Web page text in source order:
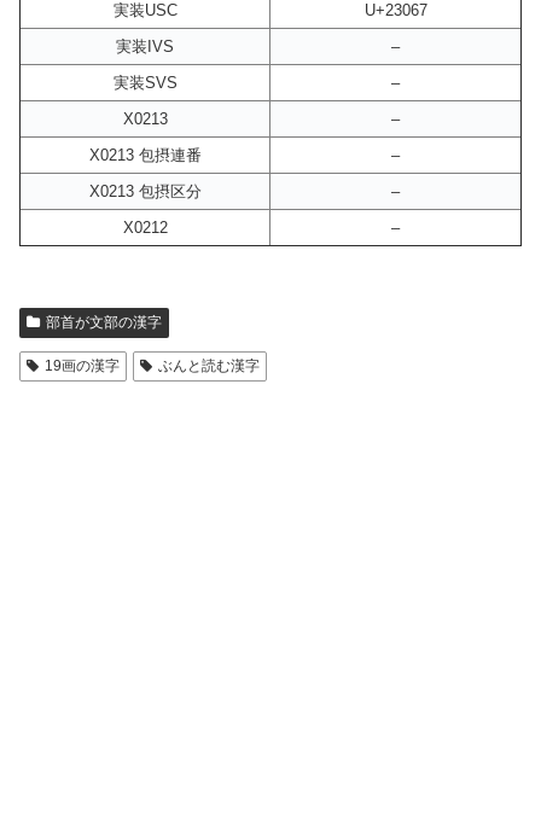
実装USC
U+23067
実装IVS
–
実装SVS
–
X0213
–
X0213 包摂連番
–
X0213 包摂区分
–
X0212
–
部首が文部の漢字
19画の漢字 ぶんと読む漢字